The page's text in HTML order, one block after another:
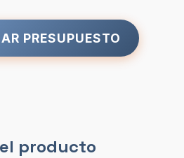
PRESUPUESTO
producto